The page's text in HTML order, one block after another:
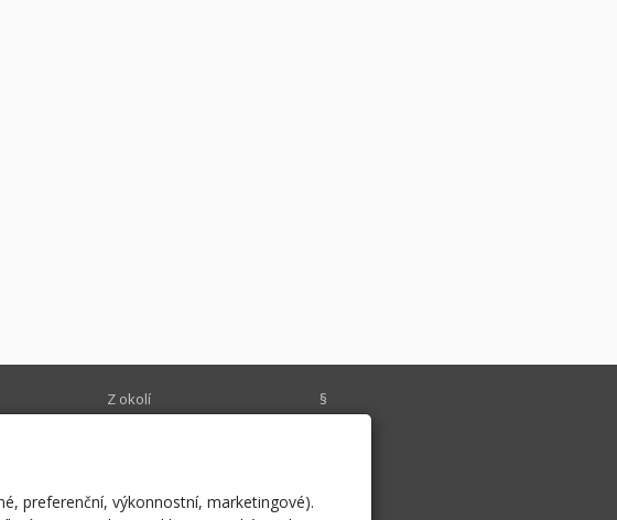
Z okolí
§
Historie
preferenční, výkonnostní, marketingové).